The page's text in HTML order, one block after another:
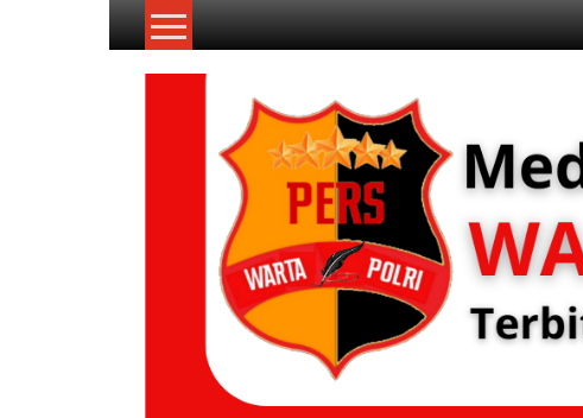
Lompat
Jurnalisme